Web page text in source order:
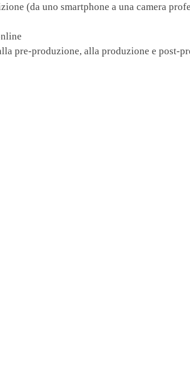
(da uno smartphone a una camera
pre-produzione, alla produzione e post-